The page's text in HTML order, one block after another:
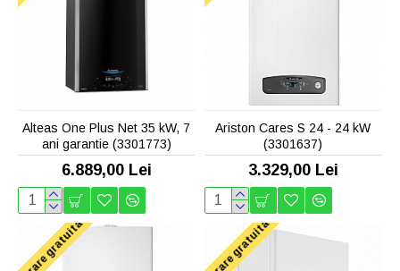
Alteas One Plus Net 35 kW, 7
ani garantie (3301773)
6.889,00 Lei
Ariston Cares S 24 - 24 kW
(3301637)
3.329,00 Lei
Livrare gratuita Livrare gratuita